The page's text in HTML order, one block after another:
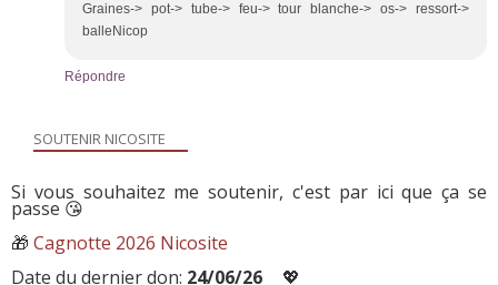
Graines-> pot-> tube-> feu-> tour blanche-> os-> ressort->
balleNicop
Répondre
SOUTENIR NICOSITE
Si vous souhaitez me soutenir, c'est par ici que ça se
passe 😘
🎁 Cagnotte 2026 Nicosite
Date du dernier don: 24/06/26 💖